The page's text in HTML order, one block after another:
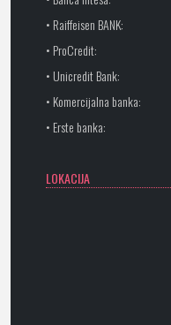
• Raiffeisen BANK:
• ProCredit:
• Unicredit Bank:
• Komercijalna banka:
• Erste banka:
LOKACIJA